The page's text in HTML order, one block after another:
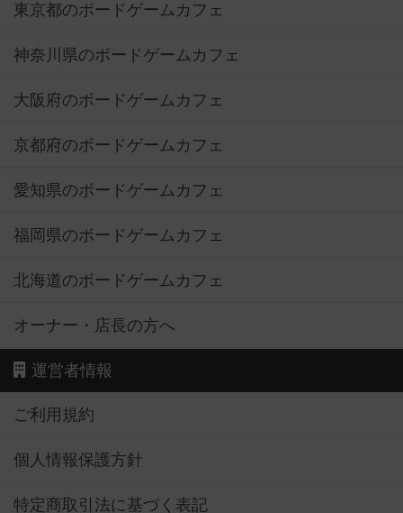
東京都のボードゲームカフェ
神奈川県のボードゲームカフェ
大阪府のボードゲームカフェ
京都府のボードゲームカフェ
愛知県のボードゲームカフェ
福岡県のボードゲームカフェ
北海道のボードゲームカフェ
オーナー・店長の方へ
運営者情報
ご利用規約
個人情報保護方針
特定商取引法に基づく表記